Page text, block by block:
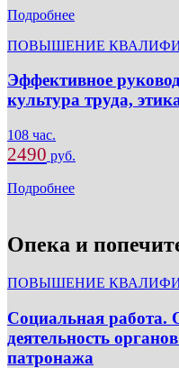
Подробнее
ПОВЫШЕНИЕ
Эффективное
культура труда,
108 час.
2490 руб.
Подробнее
Опека и
ПОВЫШЕНИЕ
Социальная работа.
деятельность
патронажа